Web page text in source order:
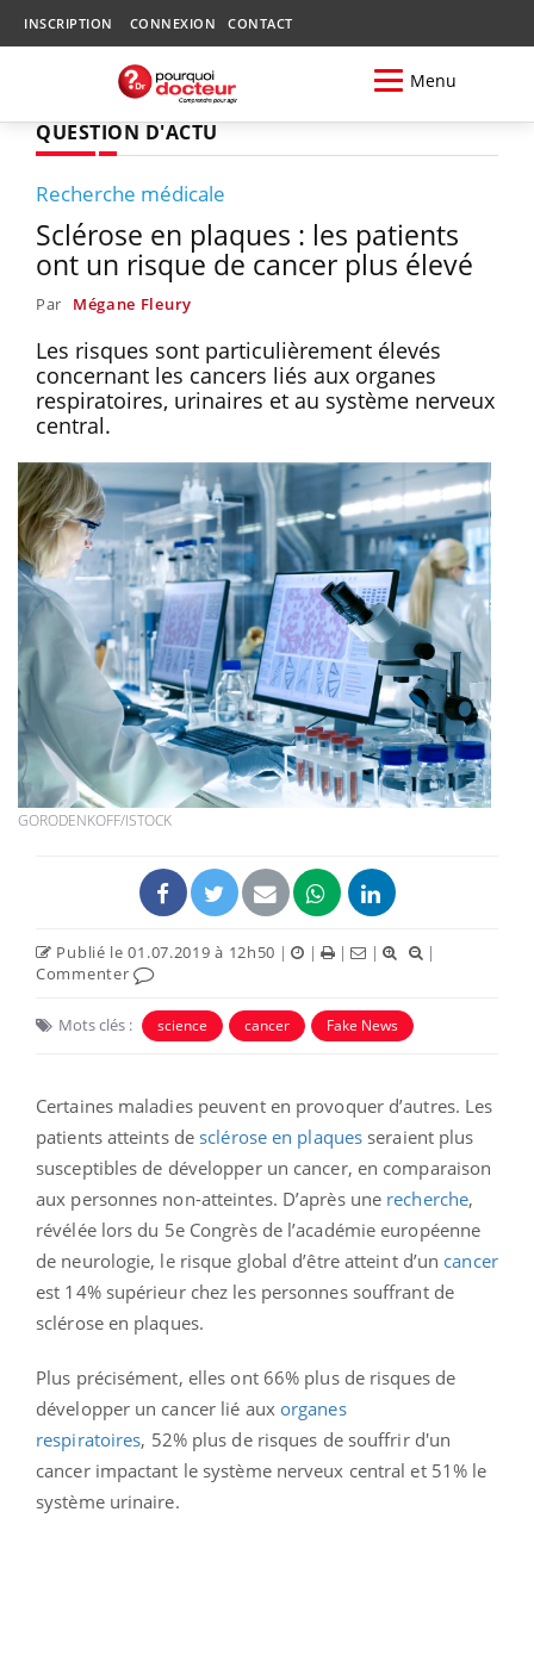
INSCRIPTION CONNEXION CONTACT
Menu
QUESTION D'ACTU
Recherche médicale
Sclérose en plaques : les patients
ont un risque de cancer plus élevé
Par Mégane Fleury
Les risques sont particulièrement élevés
concernant les cancers liés aux organes
respiratoires, urinaires et au système nerveux
central.
GORODENKOFF/ISTOCK
Publié le 01.07.2019 à 12h50 | | | |
|
Commenter
Mots clés : science cancer Fake News
Certaines maladies peuvent en provoquer d’autres. Les
patients atteints desclérose en plaques seraient plus
susceptibles de développer un cancer, en comparaison
aux personnes non-atteintes. D’après une recherche,
révélée lors du 5e Congrès de l’académie européenne
de neurologie, le risque global d’être atteint d’un cancer
est 14% supérieur chez les personnes souffrant de
sclérose en plaques.
Plus précisément, elles ont 66% plus de risques de
développer un cancer lié aux organes
respiratoires, 52% plus de risques de souffrir d'un
cancer impactant le système nerveux central et 51% le
système urinaire.